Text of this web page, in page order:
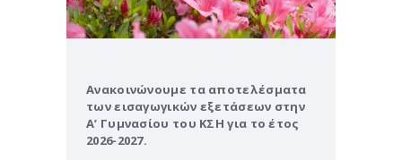
Ανακοινώνουμε τα αποτελέσματα
των εισαγωγικών εξετάσεων στην
Α’ Γυμνασίου του ΚΣΗ για το έτος
2026-2027.